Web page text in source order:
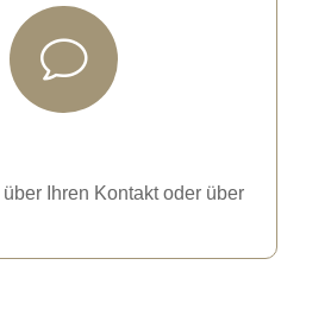
v
Ihren Kontakt oder über